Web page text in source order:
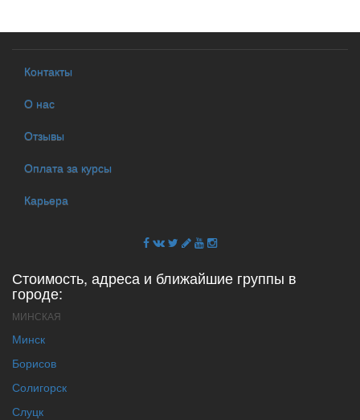
Контакты
О нас
Отзывы
Оплата за курсы
Карьера
Стоимость, адреса и ближайшие группы в
городе:
МИНСКАЯ
Минск
Борисов
Солигорск
Слуцк